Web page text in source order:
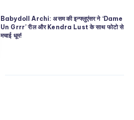
Babydoll Archi: असम की इन्फ्लुएंसर ने ‘Dame
Un Grrr’ रील और Kendra Lust के साथ फोटो से
मचाई धूम!